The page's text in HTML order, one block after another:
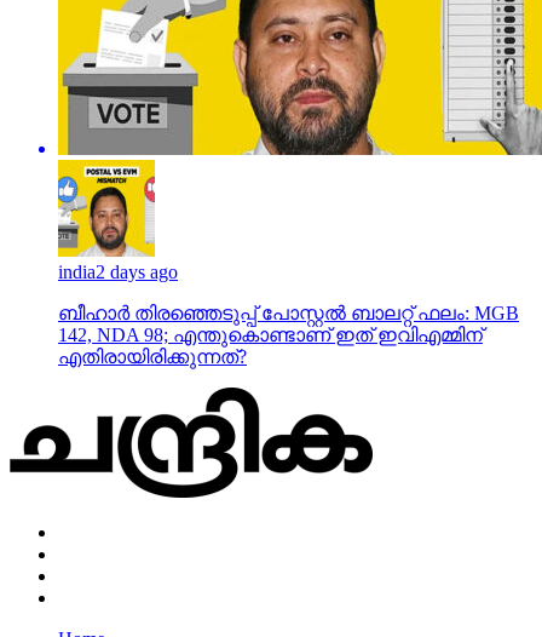
india2 days ago
ബീഹാർ തിരഞ്ഞെടുപ്പ് പോസ്റ്റൽ ബാലറ്റ് ഫലം: MGB
എതിരായിരിക്കുന്നത്?